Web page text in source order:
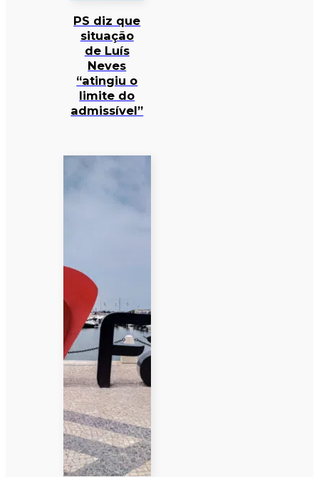
PS diz que
situação
de Luís
Neves
“atingiu o
limite do
admissível”